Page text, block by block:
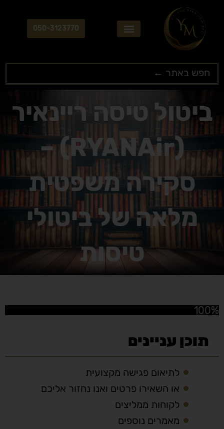
050-3123770
ביטול טיסה ריינאיר
(RYANAir) –
סקירה משפטית
מלאה של ביטולי
טיסות
100%
תוכן עניינים
לתיאום פגישה מקצועית
או השאירו פרטים ואנו נחזור אליכם
לקוחות ממליצים
מאמרים נוספים